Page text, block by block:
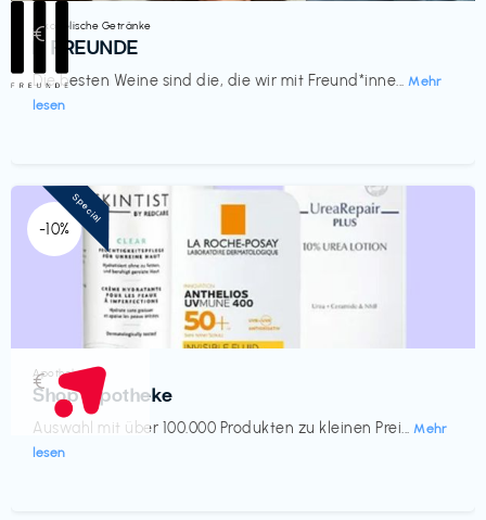
Alkoholische Getränke
III FREUNDE
Die besten Weine sind die, die wir mit Freund*inne... Mehr
lesen
€‎
-10%
Apotheke
Shop Apotheke
Auswahl mit über 100.000 Produkten zu kleinen Prei... Mehr
lesen
€‎
Special